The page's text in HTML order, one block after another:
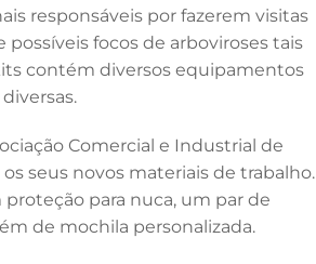
responsáveis por fazerem visitas
focos de arboviroses tais
contém diversos equipamentos
Comercial e Industrial de
seus novos materiais de trabalho.
para nuca, um par de
de mochila personalizada.